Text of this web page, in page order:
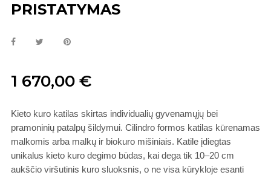
PRISTATYMAS
1 670,00 €
Kieto kuro katilas skirtas individualių gyvenamųjų bei
pramoninių patalpų šildymui. Cilindro formos katilas kūrenamas
malkomis arba malkų ir biokuro mišiniais. Katile įdiegtas
unikalus kieto kuro degimo būdas, kai dega tik 10–20 cm
aukščio viršutinis kuro sluoksnis, o ne visa kūrykloje esanti